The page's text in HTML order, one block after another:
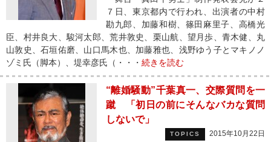
７日、東京都内で行われ、出演者の中村
勘九郎、加藤和樹、篠田麻里子、高橋光
臣、村井良大、駿河太郎、荒井敦史、栗山航、望月歩、青木健、丸
山敦史、石垣佑磨、山口馬木也、加藤雅也、浅野ゆう子とマキノノ
ゾミ氏（脚本）、堤幸彦氏（・・・ 続きを読む
“離婚騒動”千葉真一、交際質問を一
蹴 「初日の前にそんなバカな質問
しないで」
TOPICS 2015年10月22日